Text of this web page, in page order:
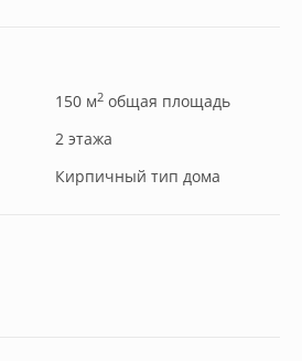
150 м2 общая площадь
2 этажа
Кирпичный тип дома